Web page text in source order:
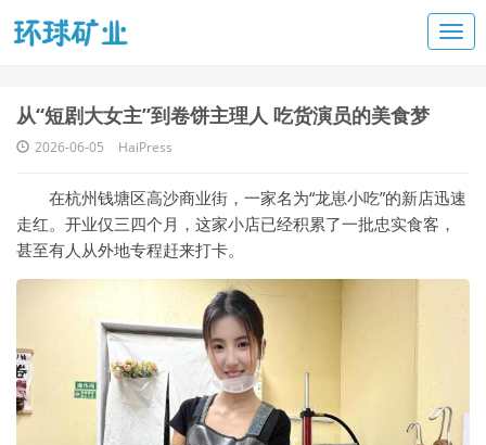
从“短剧大女主”到卷饼主理人 吃货演员的美食梦
2026-06-05 HaiPress
在杭州钱塘区高沙商业街，一家名为“龙崽小吃”的新店迅速
走红。开业仅三四个月，这家小店已经积累了一批忠实食客，
甚至有人从外地专程赶来打卡。